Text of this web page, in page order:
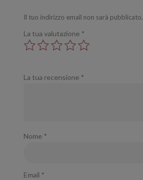
Il tuo indirizzo email non sarà pubblicato.
La tua valutazione *
La tua recensione *
Nome *
Email *